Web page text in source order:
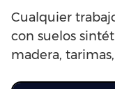
Cualquier
con suelos
madera,